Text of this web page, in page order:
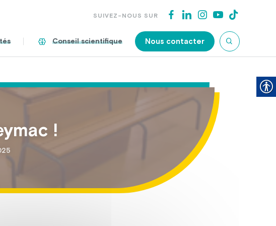
SUIVEZ-NOUS SUR
Conseil scientifique Nous contacter
!